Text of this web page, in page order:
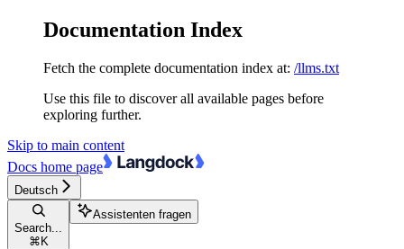
Documentation Index
Fetch the complete documentation index at: /llms.txt
Use this file to discover all available pages before
exploring further.
Skip to main content
Docs home page
Deutsch
Search...
⌘ K
Assistenten fragen